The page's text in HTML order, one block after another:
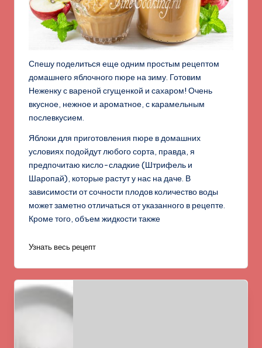
Спешу поделиться еще одним простым рецептом
домашнего яблочного пюре на зиму. Готовим
Неженку с вареной сгущенкой и сахаром! Очень
вкусное, нежное и ароматное, с карамельным
послевкусием.
Яблоки для приготовления пюре в домашних
условиях подойдут любого сорта, правда, я
предпочитаю кисло-сладкие (Штрифель и
Шаропай), которые растут у нас на даче. В
зависимости от сочности плодов количество воды
может заметно отличаться от указанного в рецепте.
Кроме того, объем жидкости также
Узнать весь рецепт